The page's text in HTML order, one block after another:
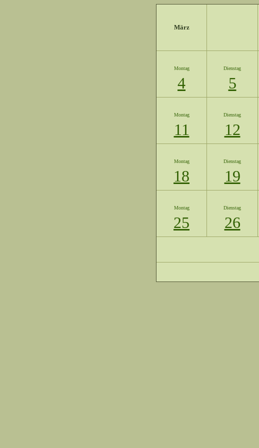
März
Montag
4
Dienstag
5
Montag
11
Dienstag
12
Montag
18
Dienstag
19
Montag
25
Dienstag
26